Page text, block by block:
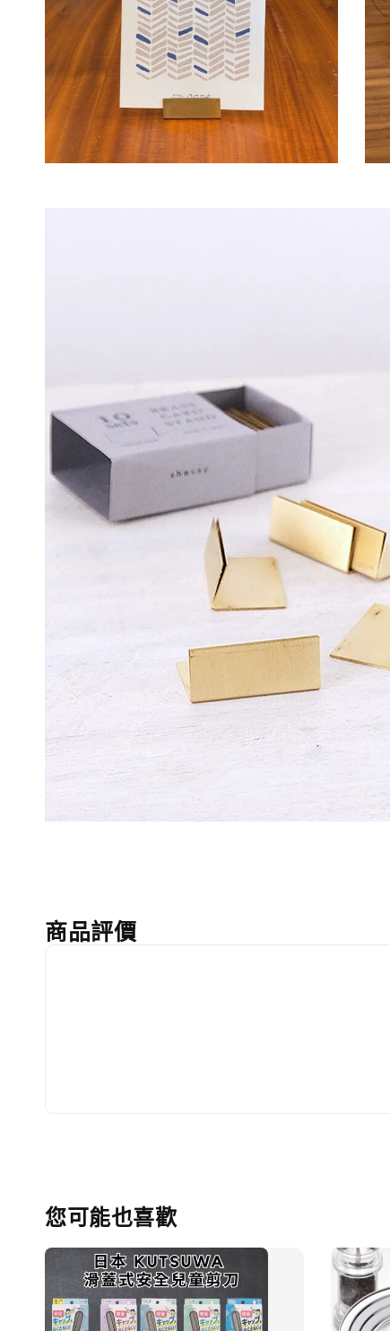
商品評價
您可能也喜歡